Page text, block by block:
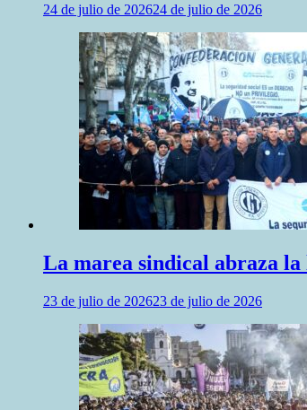
24 de julio de 202624 de julio de 2026
La marea sindical abraza
23 de julio de 202623 de julio de 2026